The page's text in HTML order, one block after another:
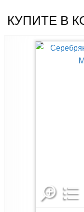
КУПИТЕ В